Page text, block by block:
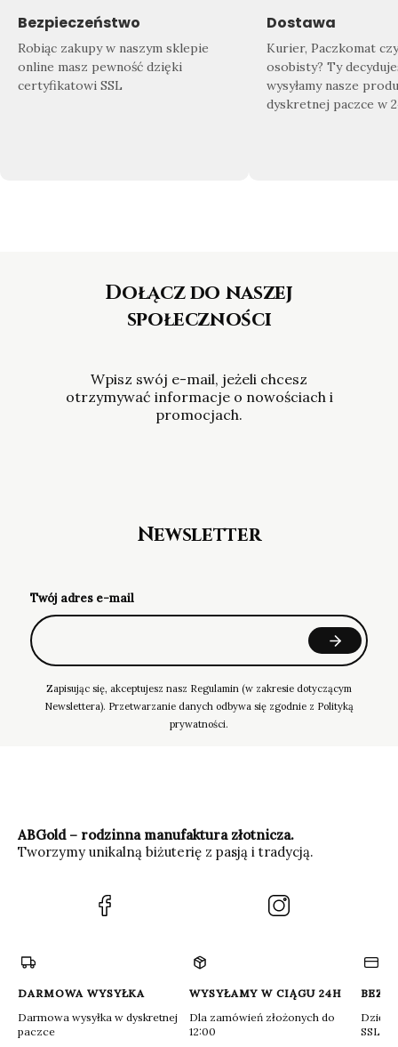
Sprawdź co dla Ciebie przygotowaliśmy!
Naszabogata oferta biżuterii
sprosta
nawet najbardziej wymagającym
Klientom.
Bezpieczeństwo
Robiąc zakupy w naszym sklepie
online masz pewność dzięki
certyfikatowi SSL
Dostawa
Kurier, Paczkomat
osobisty? Ty
wysyłamy nasze
dyskretnej paczce w
Dołącz do naszej
społeczności
Wpisz swój e-mail, jeżeli chcesz
otrzymywać informacje o nowościach i
promocjach.
Newsletter
Twój adres e-mail
Zapisując się, akceptujesz nasz Regulamin (w zakresie dotyczącym
Newslettera). Przetwarzanie danych odbywa się zgodnie z Polityką
prywatności.
ABGold – rodzinna manufaktura złotnicza.
Tworzymy unikalną biżuterię z pasją i tradycją.
(Otwiera
się
DARMOWA WYSYŁKA
Darmowa wysyłka w dyskretnej
paczce
WYSYŁAMY W CIĄGU 24H
Dla zamówień złożonych do
12:00
Dzięki
SSL